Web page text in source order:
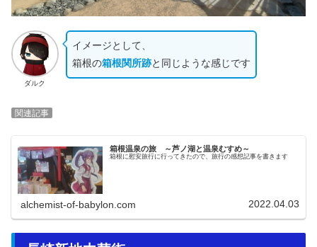
ダルク
イメージとして、
箱根の箱根関所跡と同じような感じです
関連記事
箱根温泉の旅 ～芦ノ湖と温泉むすめ～
箱根に慰安旅行に行ってきたので、旅行の感想記事を書きます
alchemist-of-babylon.com 2022.04.03